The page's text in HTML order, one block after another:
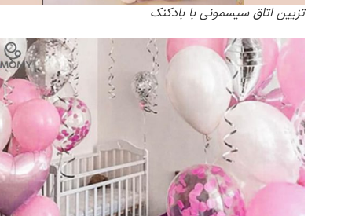
تزیین اتاق سیسمونی با بادکنک